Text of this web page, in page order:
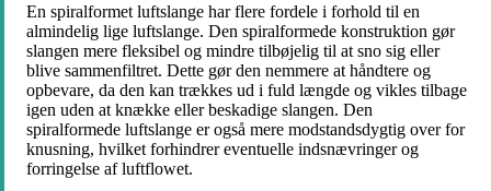
En spiralformet luftslange har flere fordele i forhold til en
almindelig lige luftslange. Den spiralformede konstruktion gør
slangen mere fleksibel og mindre tilbøjelig til at sno sig eller
blive sammenfiltret. Dette gør den nemmere at håndtere og
opbevare, da den kan trækkes ud i fuld længde og vikles tilbage
igen uden at knække eller beskadige slangen. Den
spiralformede luftslange er også mere modstandsdygtig over for
knusning, hvilket forhindrer eventuelle indsnævringer og
forringelse af luftflowet.